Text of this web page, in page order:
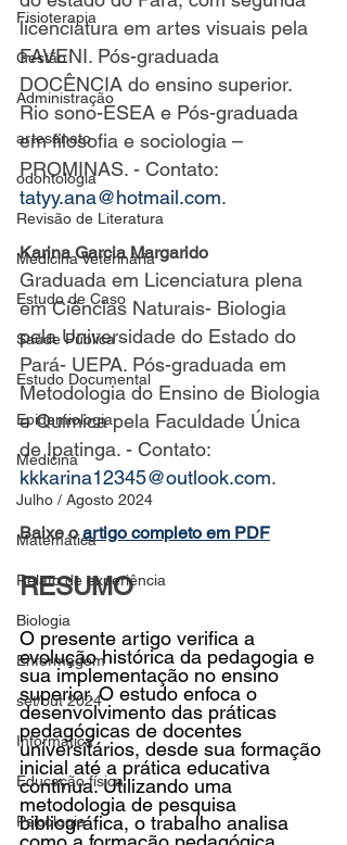
Fisioterapia
Gestão
Administração
artesanato
odontologia
Revisão de Literatura
Medicina Veterinária
Estudo de Caso
Saúde Pública
Estudo Documental
Epidemiologia
Medicina
Julho / Agosto 2024
Matemática
Relato de experiência
Biologia
Enfermagem
set/out 2024
Informática
Educação física
Psicologia
licenciatura em artes visuais pela
FAVENI. Pós-graduada
DOCÊNCIA do ensino superior.
Rio sono-ESEA e Pós-graduada
em filosofia e sociologia –
PROMINAS. - Contato:
tatyy.ana@hotmail.com.
Karina Garcia Margarido
Graduada em Licenciatura plena
em Ciências Naturais- Biologia
pela Universidade do Estado do
Pará- UEPA. Pós-graduada em
Metodologia do Ensino de Biologia
e Química pela Faculdade Única
de Ipatinga. - Contato:
kkkarina12345@outlook.com.
Baixe o artigo completo em PDF
RESUMO
O presente artigo verifica a
evolução histórica da pedagogia e
sua implementação no ensino
superior. O estudo enfoca o
desenvolvimento das práticas
pedagógicas de docentes
universitários, desde sua formação
inicial até a prática educativa
contínua. Utilizando uma
metodologia de pesquisa
bibliográfica, o trabalho analisa